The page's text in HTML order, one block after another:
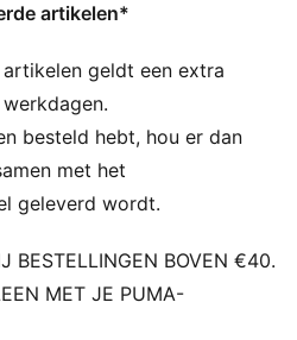
artikelen*
geldt een extra
besteld hebt, hou er dan
met het
geleverd wordt.
BESTELLINGEN BOVEN €40.
MET JE PUMA-